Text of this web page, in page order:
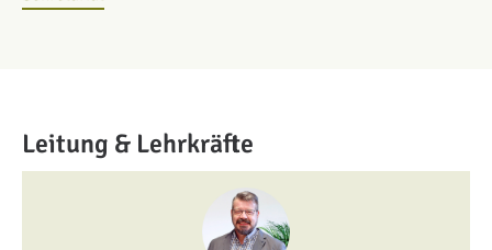
Leitung & Lehrkräfte